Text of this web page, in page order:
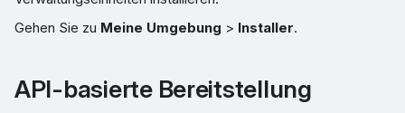
Gehen Sie zu Meine Umgebung > Installer.
API-basierte Bereitstellung